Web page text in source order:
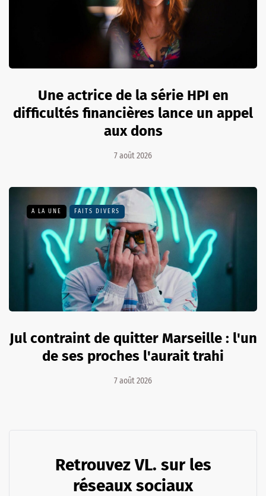
Une actrice de la série HPI en
difficultés financières lance un appel
aux dons
7 août 2026
A LA UNE FAITS DIVERS
Jul contraint de quitter Marseille : l'un
de ses proches l'aurait trahi
7 août 2026
Retrouvez VL. sur les
réseaux sociaux